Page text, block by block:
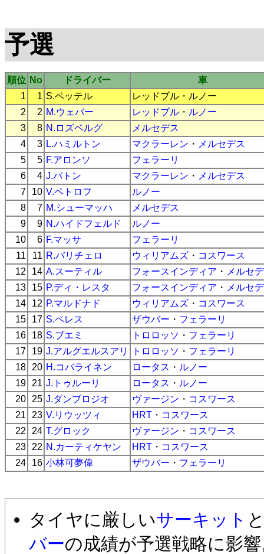
予選
順位 No ドライバー
車
1
1 S.ベッテル レッドブル ・ ルノー
2
2 M.ウェバー レッドブル ・ ルノー
3
8 N.ロズベルグ
メルセデス
4
3 L.ハミルトン マクラーレン ・ メルセデス
5
5 F.アロンソ
フェラーリ
6
4 J.バトン マクラーレン ・ メルセデス
7
10 V.ペトロフ
ルノー
8
7 M.シューマッハ
メルセデス
9
9 N.ハイドフェルド
ルノー
10
6 F.マッサ
フェラーリ
11
11 R.バリチェロ ウィリアムズ ・ コスワース
12
14 A.スーティル フォースインディア ・ メルセ
13
15 P.ディ・レスタ フォースインディア ・ メルセ
14
12 P.マルドナド ウィリアムズ ・ コスワース
15
17 S.ペレス ザウバー ・ フェラーリ
16
18 S.ブエミ トロロッソ ・ フェラーリ
17
19 J.アルグエルスアリ トロロッソ ・ フェラーリ
18
20 H.コバライネン ロータス ・ ルノー
19
21 J.トゥルーリ ロータス ・ ルノー
20
25 J.ダンブロジオ ヴァージン ・ コスワース
21
23 V.リウッツィ HRT ・ コスワース
22
24 T.グロック ヴァージン ・ コスワース
23
22 N.カーティケヤン HRT ・ コスワース
24
16 小林可夢偉 ザウバー ・ フェラーリ
タイヤに厳しいサーキット
バーの成績が予選戦略に影